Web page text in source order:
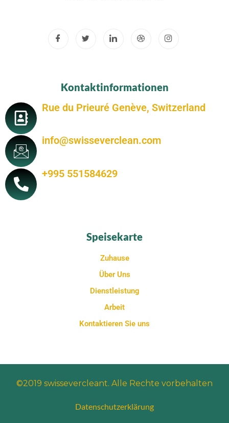
Kontaktinformationen
Rue du Prieuré Genève, Switzerland
info@swisseverclean.com
+995 551584629
Speisekarte
Zuhause
Über Uns
Dienstleistung
Arbeit
Kontaktieren Sie uns
©2019 swissevercleant. Alle Rechte vorbehalten
Datenschutzerklärung